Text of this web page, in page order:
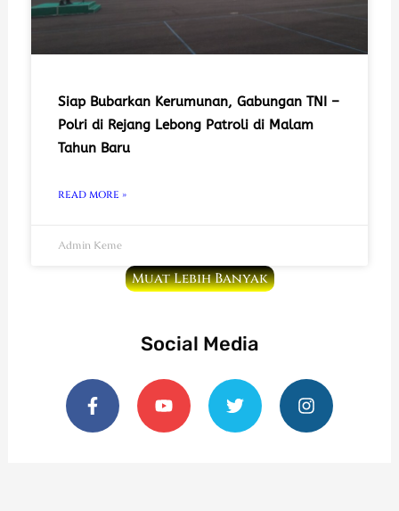
Siap Bubarkan Kerumunan, Gabungan TNI –
Polri di Rejang Lebong Patroli di Malam
Tahun Baru
READ MORE »
Admin Keme
Muat Lebih Banyak
Social Media
F
a
c
e
Y
o
u
t
T
w
i
t
I
n
s
t